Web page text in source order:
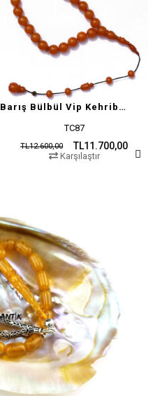
Barış Bülbül Vip Kehribar Tesbih
TC87
TL11.700,00
TL12.600,00
Karşılaştır